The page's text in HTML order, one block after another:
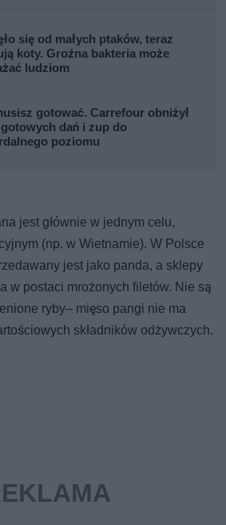
się od małych ptaków, teraz
koty. Groźna bakteria może
ludziom
gotować. Carrefour obniżył
dań i zup do
poziomu
jest głównie w jednym celu,
(np. w Wietnamie). W Polsce
jest jako panda, a sklepy
w postaci mrożonych filetów. Nie są
ryby– mięso pangi nie ma
składników odżywczych.